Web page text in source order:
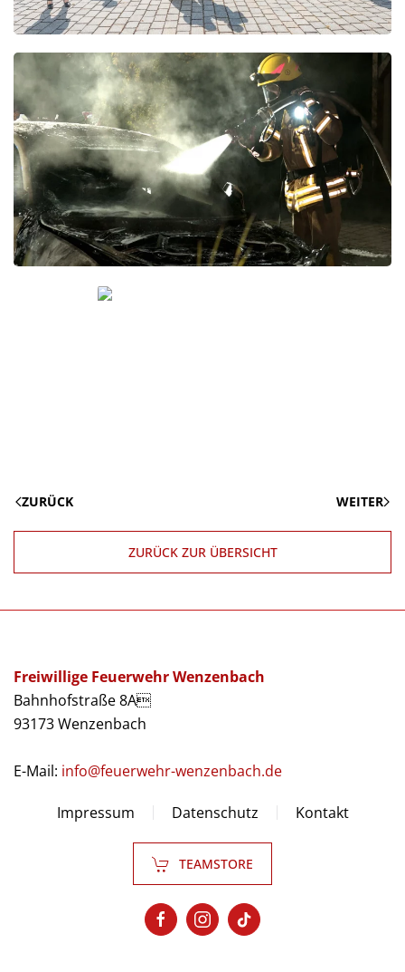
ZURÜCK WEITER
ZURÜCK ZUR ÜBERSICHT
Freiwillige Feuerwehr Wenzenbach
Bahnhofstraße 8A
93173 Wenzenbach
E-Mail: info@feuerwehr-wenzenbach.de
Impressum Datenschutz Kontakt
TEAMSTORE